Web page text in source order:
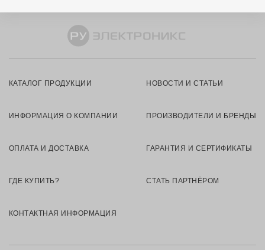
КАТАЛОГ ПРОДУКЦИИ НОВОСТИ И СТАТЬИ
ИНФОРМАЦИЯ О КОМПАНИИ ПРОИЗВОДИТЕЛИ И БРЕНДЫ
ОПЛАТА И ДОСТАВКА ГАРАНТИЯ И СЕРТИФИКАТЫ
ГДЕ КУПИТЬ? СТАТЬ ПАРТНЁРОМ
КОНТАКТНАЯ ИНФОРМАЦИЯ